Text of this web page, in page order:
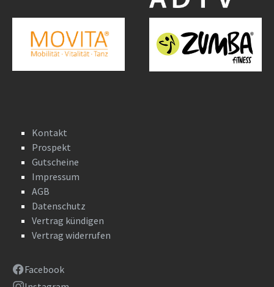
Kontakt
Prospekt
Gutscheine
Impressum
AGB
Datenschutz
Vertrag kündigen
Vertrag widerrufen
Facebook